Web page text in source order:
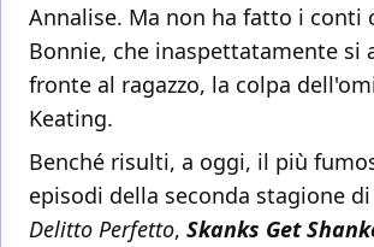
Annalise. Ma non ha fatto i conti
Bonnie, che inaspettatamente si
fronte al ragazzo, la colpa
Keating.
Benché risulti, a oggi, il più
episodi della seconda stagione di
Delitto Perfetto, Skanks Get